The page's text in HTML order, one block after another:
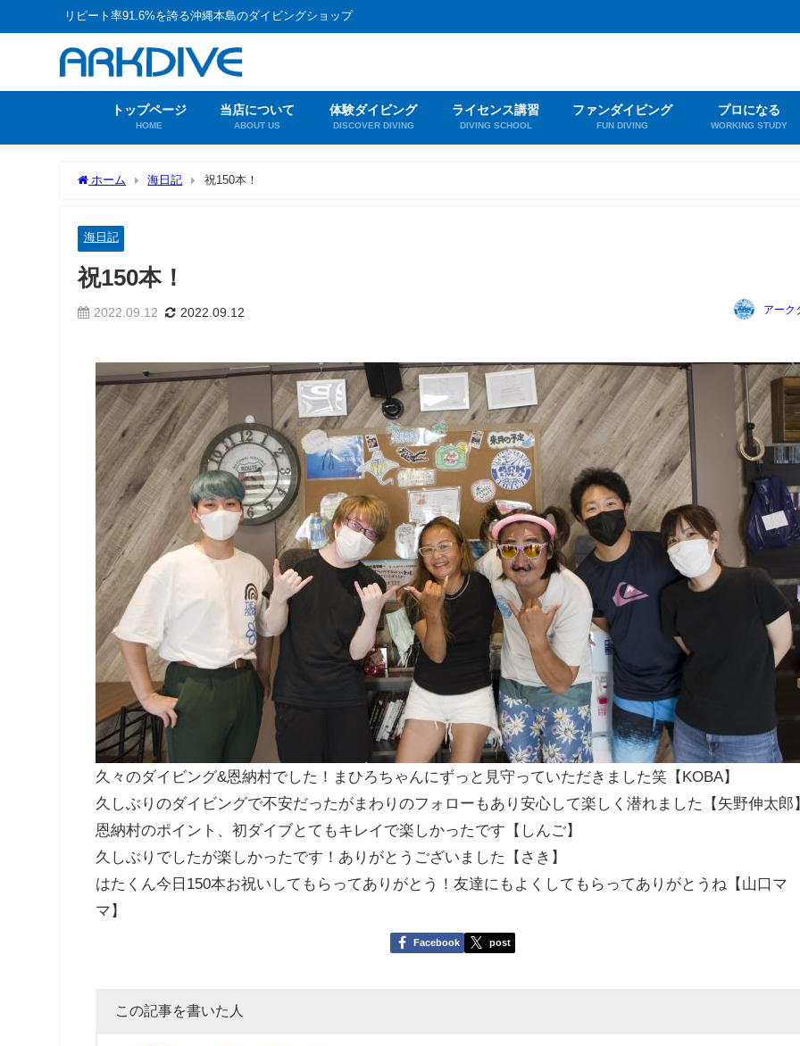
リピート率91.6%を誇る沖縄本島のダイビングショップ
トップページ
HOME
当店について
ABOUT US
体験ダイビング
DISCOVER DIVING
ライセンス講習
DIVING SCHOOL
ファンダイビング
FUN DIVING
プロになる
WORKING STUDY
ホーム 海日記 祝150本！
海日記
祝150本！
2022.09.12 2022.09.12 アーク
久々のダイビング&恩納村でした！まひろちゃんにずっと見守っていただきました笑【KOBA】
久しぶりのダイビングで不安だったがまわりのフォローもあり安心して楽しく潜れました【矢野伸太郎
恩納村のポイント、初ダイブとてもキレイで楽しかったです【しんご】
久しぶりでしたが楽しかったです！ありがとうございました【さき】
はたくん今日150本お祝いしてもらってありがとう！友達にもよくしてもらってありがとうね【山口マ
マ】
Facebook post
この記事を書いた人